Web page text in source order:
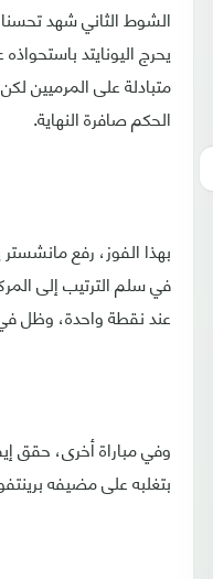
الشوط الثاني شهد تحسنا
يحرج اليونايتد
متبادلة على المرميين
الحكم صافرة النهاية.
في سلم الترتيب إلى
عند نقطة واحدة، وظل
وفي مباراة أخرى، حقق
بتغلبه على مضيفه